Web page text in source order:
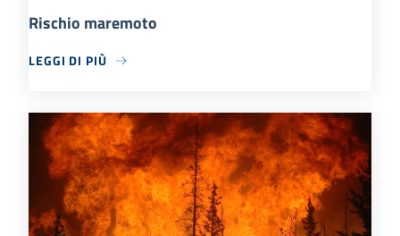
Rischio maremoto
LEGGI DI PIÙ